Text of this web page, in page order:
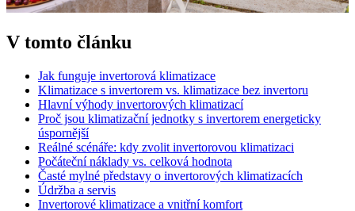
V tomto článku
Jak funguje invertorová klimatizace
Klimatizace s invertorem vs. klimatizace bez invertoru
Hlavní výhody invertorových klimatizací
Proč jsou klimatizační jednotky s invertorem energeticky
úspornější
Reálné scénáře: kdy zvolit invertorovou klimatizaci
Počáteční náklady vs. celková hodnota
Časté mylné představy o invertorových klimatizacích
Údržba a servis
Invertorové klimatizace a vnitřní komfort